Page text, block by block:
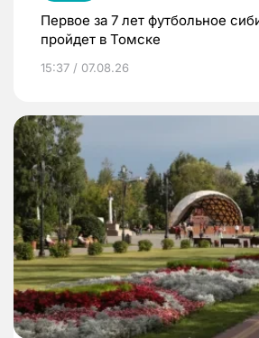
Первое за 7 лет футбольное
пройдет в Томске
15:37 / 07.08.26